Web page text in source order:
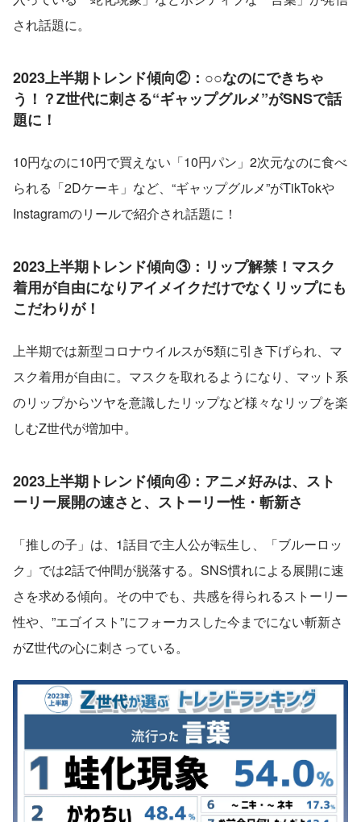
され話題に。
2023上半期トレンド傾向②：○○なのにできちゃ
う！？Z世代に刺さる“ギャップグルメ”がSNSで話
題に！
10円なのに10円で買えない「10円パン」2次元なのに食べ
られる「2Dケーキ」など、“ギャップグルメ”がTikTokや
Instagramのリールで紹介され話題に！
2023上半期トレンド傾向③：リップ解禁！マスク
着用が自由になりアイメイクだけでなくリップにも
こだわりが！
上半期では新型コロナウイルスが5類に引き下げられ、マ
スク着用が自由に。マスクを取れるようになり、マット系
のリップからツヤを意識したリップなど様々なリップを楽
しむZ世代が増加中。
2023上半期トレンド傾向④：アニメ好みは、スト
ーリー展開の速さと、ストーリー性・斬新さ
「推しの子」は、1話目で主人公が転生し、「ブルーロッ
ク」では2話で仲間が脱落する。SNS慣れによる展開に速
さを求める傾向。その中でも、共感を得られるストーリー
性や、”エゴイスト”にフォーカスした今までにない斬新さ
がZ世代の心に刺さっている。